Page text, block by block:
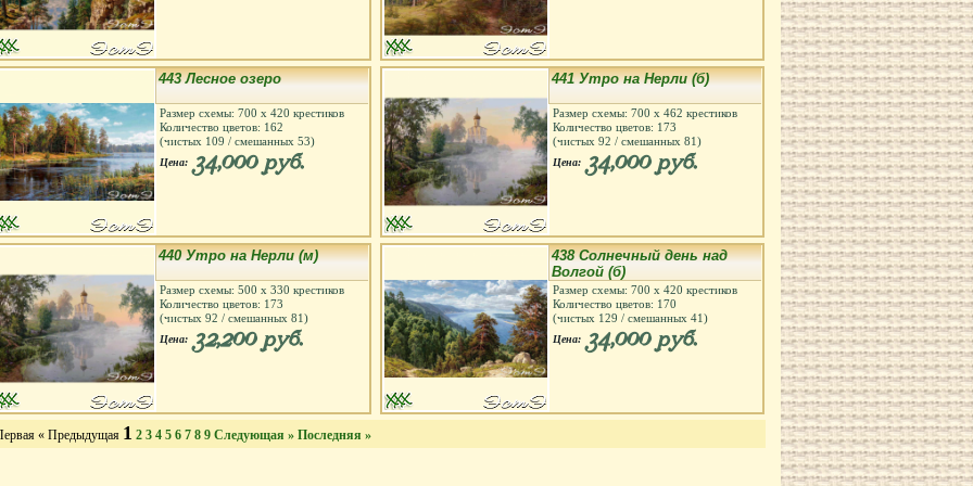
443 Лесное озеро
Размер схемы: 700 х 420 крестиков
Количество цветов: 162
(чистых 109 / смешанных 53)
Цена: 34,000 руб.
441 Утро на Нерли (б)
Размер схемы: 700 х 462 крестиков
Количество цветов: 173
(чистых 92 / смешанных 81)
Цена: 34,000 руб.
440 Утро на Нерли (м)
Размер схемы: 500 х 330 крестиков
Количество цветов: 173
(чистых 92 / смешанных 81)
Цена: 32,200 руб.
438 Солнечный день над
Волгой (б)
Размер схемы: 700 х 420 крестиков
Количество цветов: 170
(чистых 129 / смешанных 41)
Цена: 34,000 руб.
« Предыдущая 1 2 3 4 5 6 7 8 9 Следующая » Последняя »